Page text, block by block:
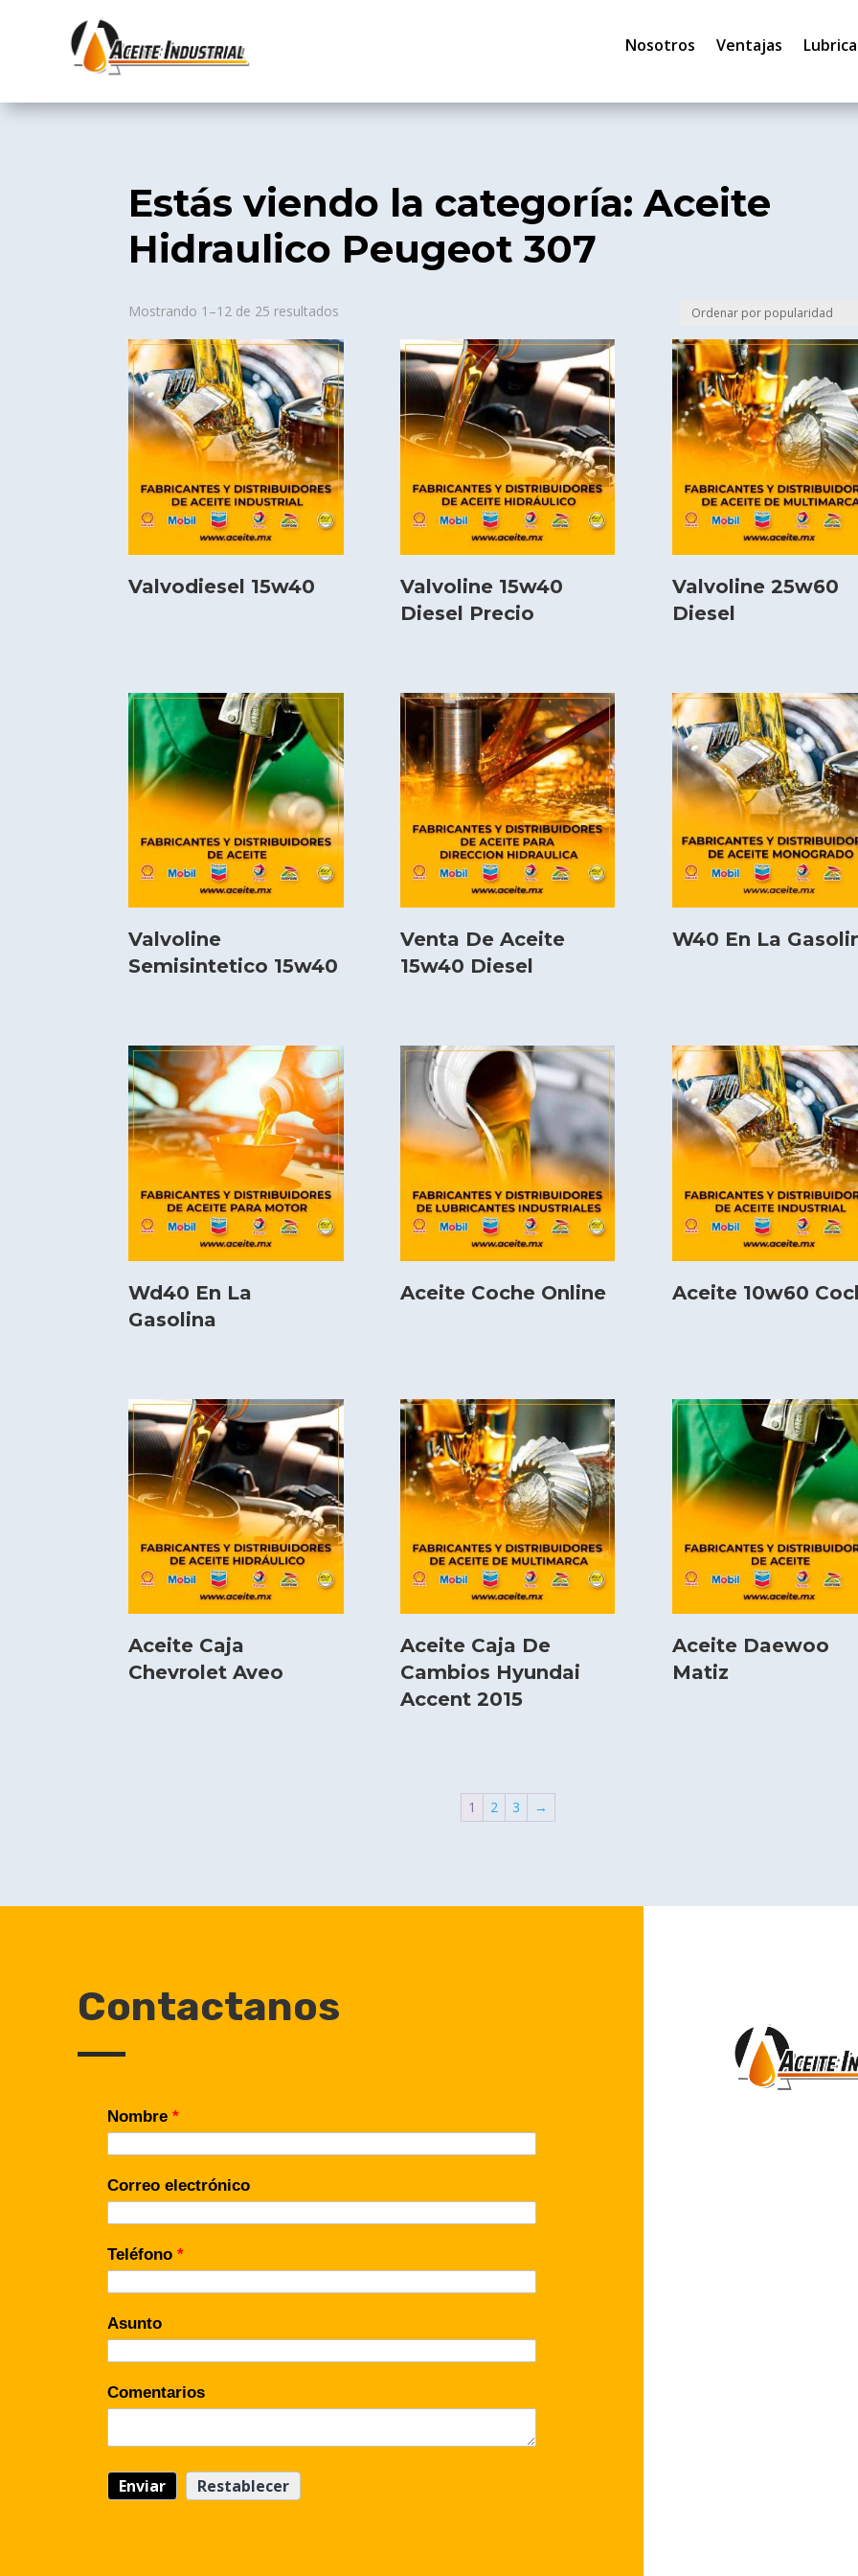
Nosotros Ventajas
Estás viendo la categoría: Aceite
Hidraulico Peugeot 307
Mostrando 1–12 de 25 resultados
popularity
Valvodiesel 15w40
Valvoline 15w40
Diesel Precio
Valvoline 25w60
Diesel
Valvoline
Semisintetico 15w40
Venta De Aceite
15w40 Diesel
W40 En La
Wd40 En La
Gasolina
Aceite Coche Online Aceite 10w60
Aceite Caja
Chevrolet Aveo
Aceite Caja De
Cambios Hyundai
Accent 2015
Aceite Daewoo
Matiz
1 2 3 →
Contactanos
Nombre *
Correo electrónico
Teléfono *
Asunto
Comentarios